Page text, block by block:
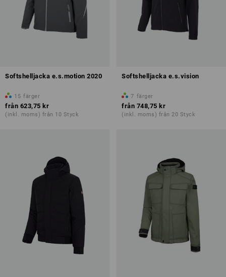
Softshelljacka e.s.motion 2020
15 färger
från 623,75 kr
(inkl. moms) från 10 Styck
Softshelljacka e.s.vision
7 färger
från 748,75 kr
(inkl. moms) från 20 Styck